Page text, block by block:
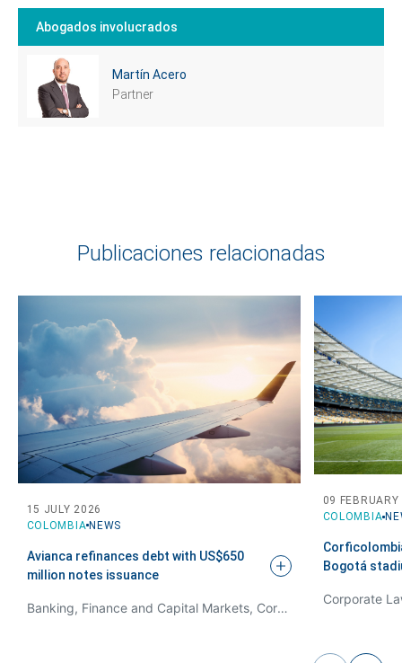
Abogados involucrados
Martín Acero
Partner
Publicaciones relacionadas
COLOMBIA NEWS
15 JULY 2026
Avianca refinances debt with US$650
million notes issuance
Banking, Finance and Capital Markets, Corporate Law / M&A
COLOMBIA
09
Bogotá
Corporate